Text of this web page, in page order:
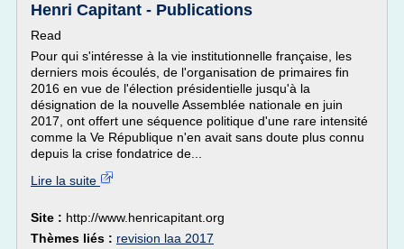
Henri Capitant - Publications
Read
Pour qui s'intéresse à la vie institutionnelle française, les
derniers mois écoulés, de l'organisation de primaires fin
2016 en vue de l'élection présidentielle jusqu'à la
désignation de la nouvelle Assemblée nationale en juin
2017, ont offert une séquence politique d'une rare intensité
comme la Ve République n'en avait sans doute plus connu
depuis la crise fondatrice de...
Lire la suite
Site : http://www.henricapitant.org
Thèmes liés : revision laa 2017